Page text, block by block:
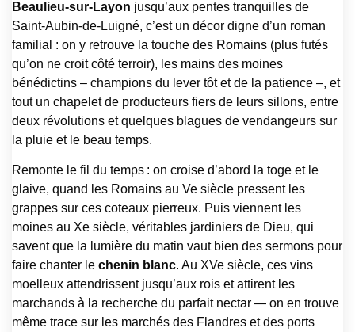
Beaulieu-sur-Layon jusqu’aux pentes tranquilles de
Saint-Aubin-de-Luigné, c’est un décor digne d’un roman
familial : on y retrouve la touche des Romains (plus futés
qu’on ne croit côté terroir), les mains des moines
bénédictins – champions du lever tôt et de la patience –, et
tout un chapelet de producteurs fiers de leurs sillons, entre
deux révolutions et quelques blagues de vendangeurs sur
la pluie et le beau temps.
Remonte le fil du temps : on croise d’abord la toge et le
glaive, quand les Romains au Ve siècle pressent les
grappes sur ces coteaux pierreux. Puis viennent les
moines au Xe siècle, véritables jardiniers de Dieu, qui
savent que la lumière du matin vaut bien des sermons pour
faire chanter le chenin blanc. Au XVe siècle, ces vins
moelleux attendrissent jusqu’aux rois et attirent les
marchands à la recherche du parfait nectar — on en trouve
même trace sur les marchés des Flandres et des ports